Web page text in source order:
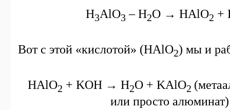
H3AlO3 –H2O → HAlO2 +
Вот с этой «кислотой» (HAlO2) мы и
HAlO2 + KOH → H2O + KAlO2
или просто алюминат)